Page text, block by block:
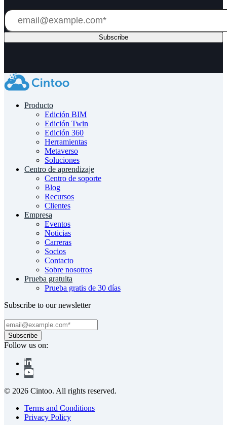
Producto
Edición BIM
Edición Twin
Edición 360
Herramientas
Metaverso
Soluciones
Centro de aprendizaje
Centro de soporte
Blog
Recursos
Clientes
Empresa
Eventos
Noticias
Carreras
Socios
Contacto
Sobre nosotros
Prueba gratuita
Prueba gratis de 30 días
Subscribe to our newsletter
Follow us on:
© 2026 Cintoo. All rights reserved.
Terms and Conditions
Privacy Policy